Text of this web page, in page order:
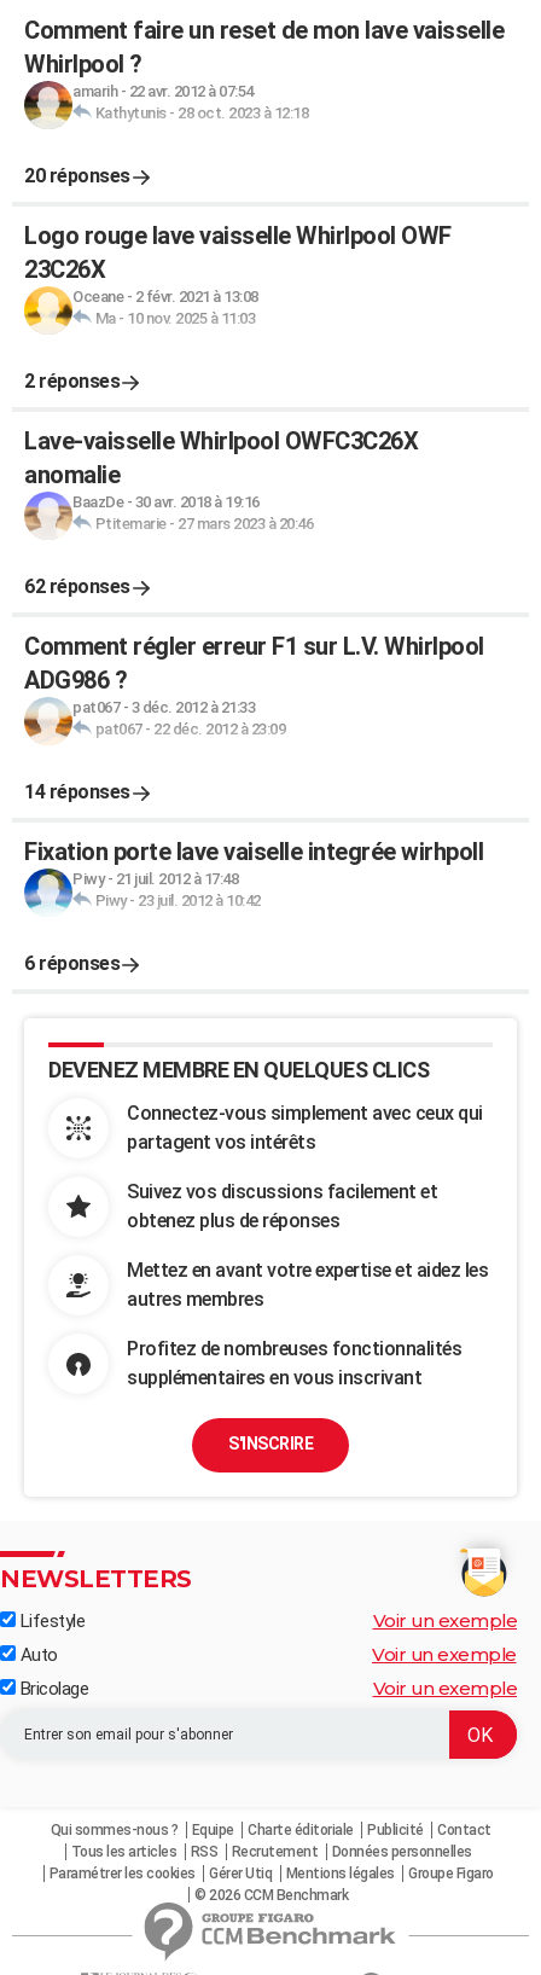
Comment faire un reset de mon lave vaisselle
Whirlpool ?
amarih- 22 avr. 2012 à 07:54
Kathytunis- 28 oct. 2023 à 12:18
20 réponses
Logo rouge lave vaisselle Whirlpool OWF
23C26X
Oceane- 2 févr. 2021 à 13:08
Ma- 10 nov. 2025 à 11:03
2 réponses
Lave-vaisselle Whirlpool OWFC3C26X
anomalie
BaazDe- 30 avr. 2018 à 19:16
Ptitemarie- 27 mars 2023 à 20:46
62 réponses
Comment régler erreur F1 sur L.V. Whirlpool
ADG986 ?
pat067- 3 déc. 2012 à 21:33
pat067- 22 déc. 2012 à 23:09
14 réponses
Fixation porte lave vaiselle integrée wirhpoll
Piwy- 21 juil. 2012 à 17:48
Piwy- 23 juil. 2012 à 10:42
6 réponses
DEVENEZ MEMBRE EN QUELQUES CLICS
Connectez-vous simplement avec ceux qui
partagent vos intérêts
Suivez vos discussions facilement et
obtenez plus de réponses
Mettez en avant votre expertise et aidez les
autres membres
Profitez de nombreuses fonctionnalités
supplémentaires en vous inscrivant
S'INSCRIRE
NEWSLETTERS
Lifestyle Voir un exemple
Auto Voir un exemple
Bricolage Voir un exemple
Qui sommes-nous ? Equipe Charte éditoriale Publicité
Contact
Tous les articles
RSS Recrutement
Données personnelles
Paramétrer les cookies
Gérer Utiq Mentions légales
Groupe Figaro
© 2026 CCM Benchmark